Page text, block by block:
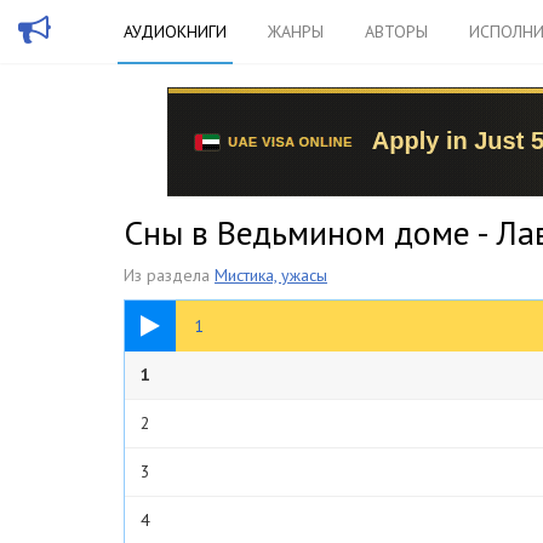
АУДИОКНИГИ ЖАНРЫ АВТОРЫ
Сны в Ведьмином доме -
Из раздела Мистика, ужасы
1
36:10
1
2
3
4